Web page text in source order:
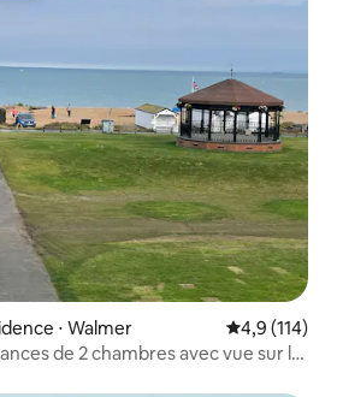
⋅ Walmer Évaluation
4,9 (114)
de 2 chambres avec vue sur la